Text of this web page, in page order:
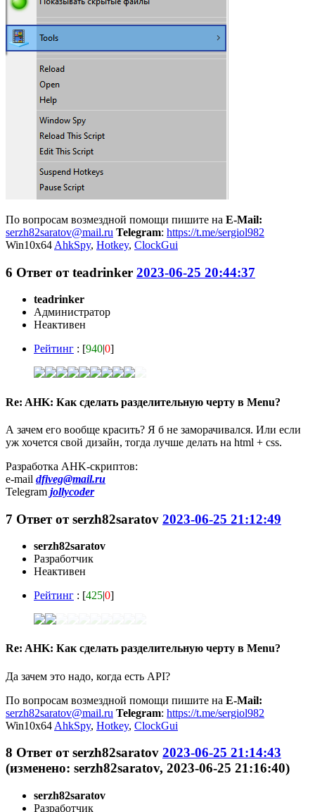
По вопросам возмездной помощи пишите на E-Mail:
serzh82saratov@mail.ru Telegram: https://t.me/sergiol982
Win10x64 AhkSpy, Hotkey, ClockGui
6 Ответ отteadrinker 2023-06-25 20:44:37
teadrinker
Администратор
Неактивен
Рейтинг : [940|0]
Re: AHK: Как сделать разделительную черту в Menu?
А зачем его вообще красить? Я б не заморачивался. Или если
уж хочется свой дизайн, тогда лучше делать на html + css.
Разработка AHK-скриптов:
e-mail dfiveg@mail.ru
Telegram jollycoder
7 Ответ отserzh82saratov 2023-06-25 21:12:49
serzh82saratov
Разработчик
Неактивен
Рейтинг : [425|0]
Re: AHK: Как сделать разделительную черту в Menu?
Да зачем это надо, когда есть API?
По вопросам возмездной помощи пишите на E-Mail:
serzh82saratov@mail.ru Telegram: https://t.me/sergiol982
Win10x64 AhkSpy, Hotkey, ClockGui
8 Ответ отserzh82saratov 2023-06-25 21:14:43
(изменено: serzh82saratov, 2023-06-25 21:16:40)
serzh82saratov
Разработчик